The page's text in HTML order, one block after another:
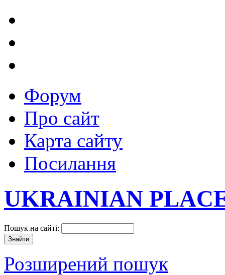
Форум
Про сайт
Карта сайту
Посилання
UKRAINIAN
Пошук на сайті:
Розширений пошук